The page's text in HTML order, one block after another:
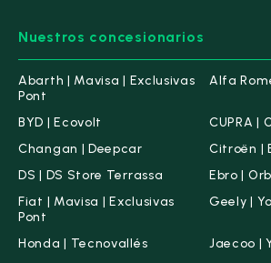
Nuestros concesionarios
Abarth | Mavisa | Exclusivas
Pont
Alfa
BYD | Ecovolt
CUPRA |
Changan | Deepcar
Citroën |
DS | DS Store Terrassa
Ebro |
Fiat | Mavisa | Exclusivas
Pont
Geely |
Honda | Tecnovallés
Jaecoo |